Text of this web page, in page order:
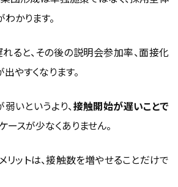
かります。
ると、その後の説明会参加率、面接化
やすくなります。
いというより、接触開始が遅いことで
ケースが少なくありません。
ットは、接触数を増やせることだけで